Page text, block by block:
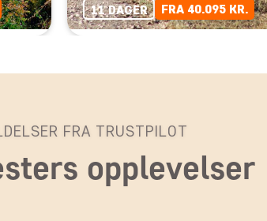
11 DAGER FRA 40.095 KR.
FRA TRUSTPILOT
opplevelser